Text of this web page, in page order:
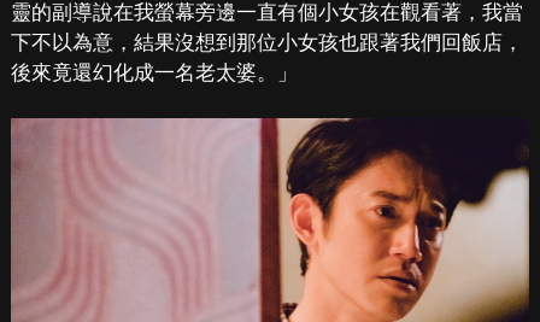
靈的副導說在我螢幕旁邊一直有個小女孩在觀看著，我當
下不以為意，結果沒想到那位小女孩也跟著我們回飯店，
後來竟還幻化成一名老太婆。」